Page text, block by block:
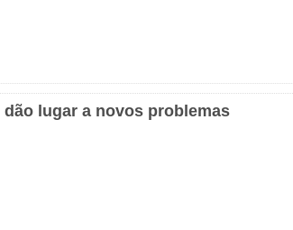
dão lugar a novos problemas